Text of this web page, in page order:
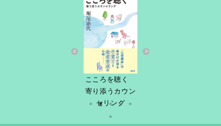
こころを聴く
寄り添うカウン
セリング